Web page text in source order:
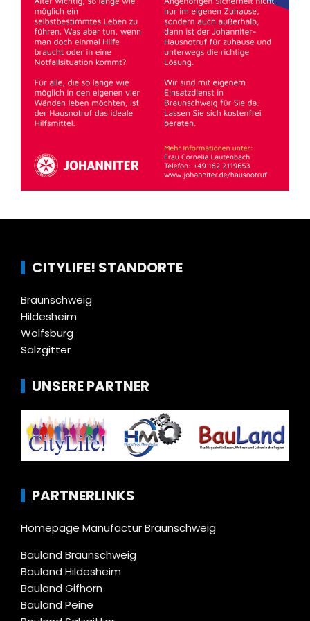
CITYLIFE! STANDORTE
Braunschweig
Hildesheim
Wolfsburg
Salzgitter
UNSERE PARTNER
PARTNERLINKS
Homepage Manufactur Braunschweig
Bauland Braunschweig
Bauland Hildesheim
Bauland Gifhorn
Bauland Peine